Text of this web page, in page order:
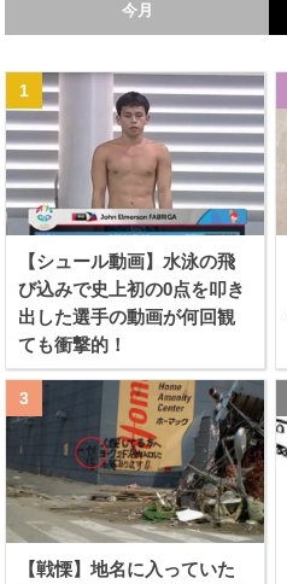
今月
【シュール動画】水泳の飛
び込みで史上初の0点を叩き
出した選手の動画が何回観
ても衝撃的！
【戦慄】地名に入っていた